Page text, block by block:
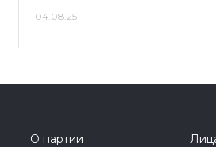
04.08.25
О партии